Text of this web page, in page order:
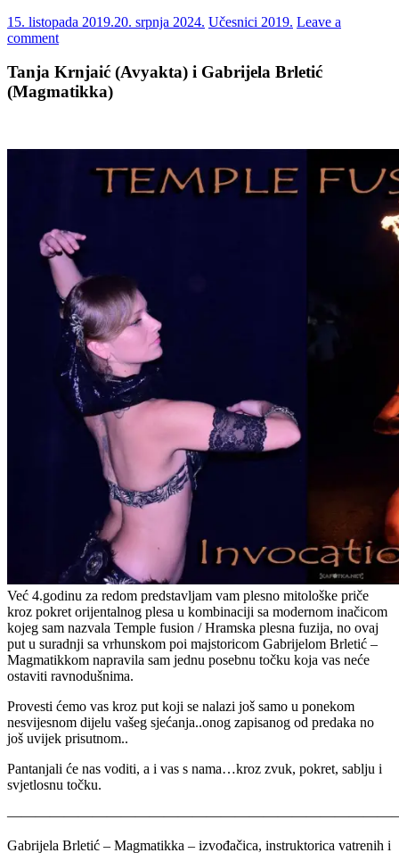
15. listopada 2019.20. srpnja 2024. Učesnici 2019. Leave a
comment
Tanja Krnjaić (Avyakta) i Gabrijela Brletić
(Magmatikka)
Već 4.godinu za redom predstavljam vam plesno mitološke priče
kroz pokret orijentalnog plesa u kombinaciji sa modernom inačicom
kojeg sam nazvala Temple fusion / Hramska plesna fuzija, no ovaj
put u suradnji sa vrhunskom poi majstoricom Gabrijelom Brletić –
Magmatikkom napravila sam jednu posebnu točku koja vas neće
ostaviti ravnodušnima.
Provesti ćemo vas kroz put koji se nalazi još samo u ponekom
nesvijesnom dijelu vašeg sjećanja..onog zapisanog od predaka no
još uvijek prisutnom..
Pantanjali će nas voditi, a i vas s nama…kroz zvuk, pokret, sablju i
svjetlosnu točku.
Gabrijela Brletić – Magmatikka – izvođačica, instruktorica vatrenih i